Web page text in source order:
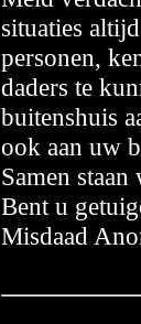
situaties
personen,
daders te
buitenshuis
ook aan uw
Samen staan
Bent u
Misdaad